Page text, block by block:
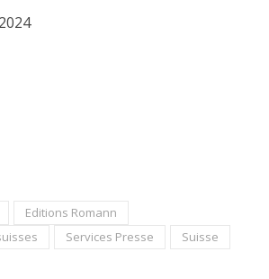
Editions Romann
Services Presse Suisse